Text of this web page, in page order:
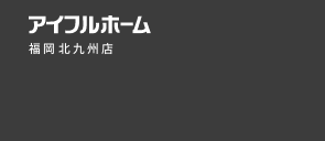
福岡北九州店